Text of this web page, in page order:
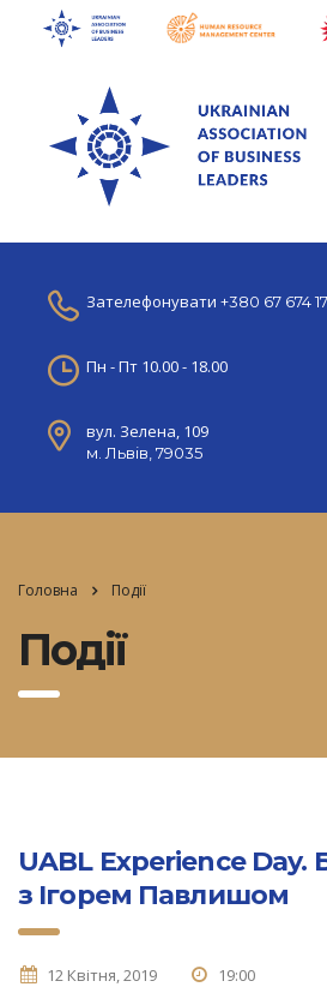
Зателефонувати +380 67 674
Пн - Пт 10.00 - 18.00
вул. Зелена, 109
м. Львів, 79035
Головна Події
Події
UABL Experience Day.
з Ігорем Павлишом
12 Квітня, 2019
19:00